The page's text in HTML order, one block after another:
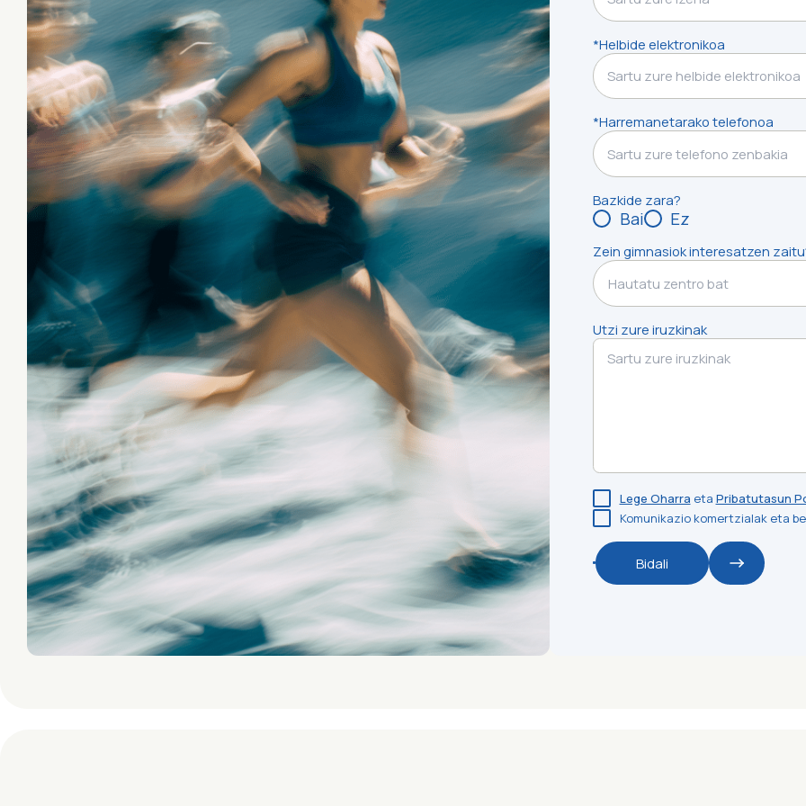
*Helbide elektronikoa
*Harremanetarako telefonoa
Bazkide zara?
Bai Ez
Zein gimnasiok interesatzen
Hautatu zentro bat
Utzi zure iruzkinak
Lege Oharra eta Pribatutasun
Komunikazio komertzialak eta
Bidali